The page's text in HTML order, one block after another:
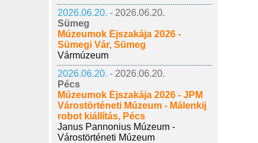
2026.06.20. - 2026.06.20.
Sümeg
Múzeumok Éjszakája 2026 -
Sümegi Vár, Sümeg
Vármúzeum
2026.06.20. - 2026.06.20.
Pécs
Múzeumok Éjszakája 2026 - JPM
Várostörténeti Múzeum - Málenkij
robot kiállítás, Pécs
Janus Pannonius Múzeum -
Várostörténeti Múzeum